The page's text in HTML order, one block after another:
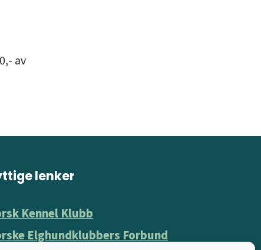
av
lenker
Kennel Klubb
Elghundklubbers Forbund